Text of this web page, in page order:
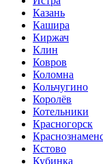
Казань
Кашира
Киржач
Клин
Ковров
Коломна
Кольчугино
Королёв
Котельники
Красногорск
Кстово
Кубинка